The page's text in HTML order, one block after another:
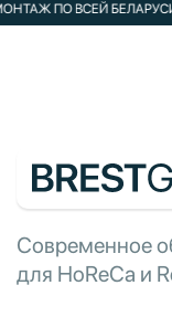
ПО ВСЕЙ БЕЛАРУСИ|
Современное
для HoReCa и